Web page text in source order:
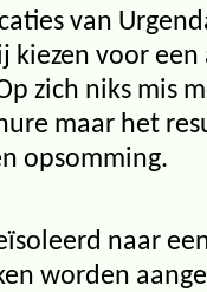
van
kiezen voor
zich niks mis
maar het
opsomming.
naar
worden